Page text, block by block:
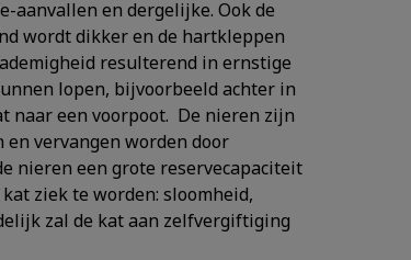
aanvallen en dergelijke. Ook de
wordt dikker en de hartkleppen
resulterend in ernstige
lopen, bijvoorbeeld achter in
naar een voorpoot. De nieren zijn
vervangen worden door
nieren een grote reservecapaciteit
ziek te worden: sloomheid,
zal de kat aan zelfvergiftiging